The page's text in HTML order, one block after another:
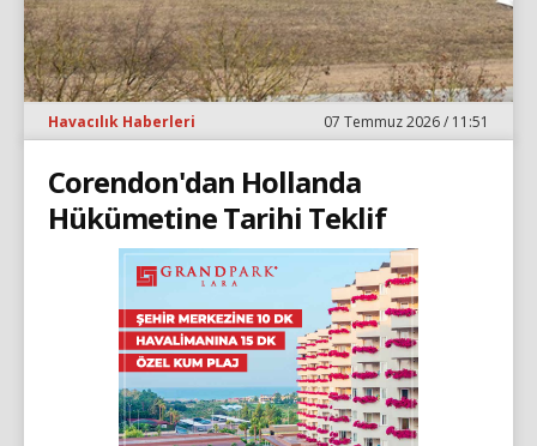
Havacılık Haberleri 07 Temmuz 2026 / 11:51
Corendon'dan Hollanda
Hükümetine Tarihi Teklif